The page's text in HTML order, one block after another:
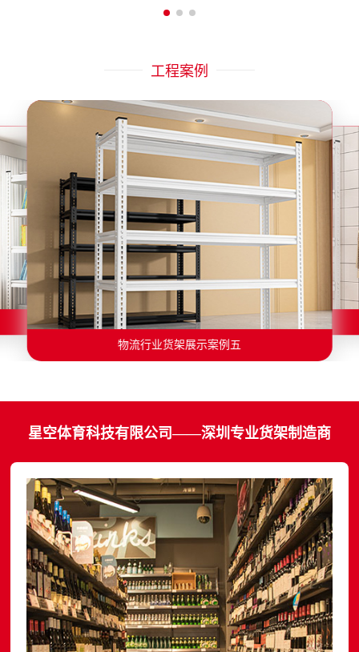
工程案例
物流行业货架展示案例一
物流行业货架展示案例六
物流行业货架展示案例五
物流行业货架展示案例四
物流行业货架展示案例三
物流行业货架展示案例二
星空体育科技有限公司——深圳专业货架制造商